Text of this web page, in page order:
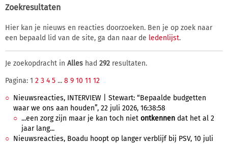
Zoekresultaten
Hier kan je nieuws en reacties doorzoeken. Ben je op zoek naar
een bepaald lid van de site, ga dan naar de ledenlijst.
Je zoekopdracht in Alles had 292 resultaten.
Pagina: 1 2 3 4 5 ... 8 9 10 11 12
Nieuwsreacties, INTERVIEW | Stewart: “Bepaalde budgetten
waar we ons aan houden”, 22 juli 2026, 16:38:58
...een zorg zijn maar je kan toch niet ontkennen dat het al 2
jaar lang...
Nieuwsreacties, Boadu hoopt op langer verblijf bij PSV, 10 juli